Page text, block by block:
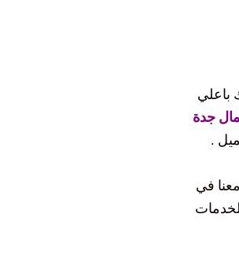
باعلي
جدة
.
في